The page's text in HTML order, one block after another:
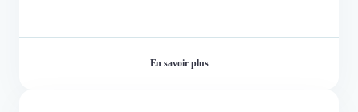
En savoir plus